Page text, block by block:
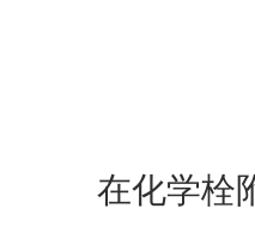
在化学栓